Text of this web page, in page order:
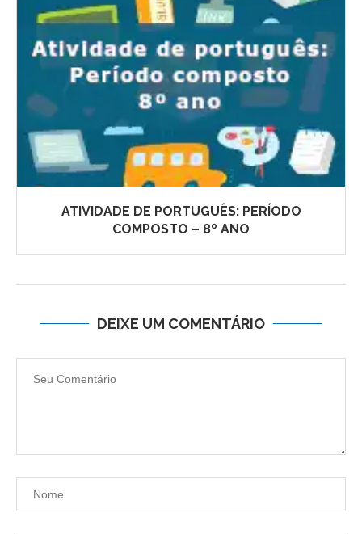
ATIVIDADE DE PORTUGUÊS: PERÍODO
COMPOSTO – 8º ANO
DEIXE UM COMENTÁRIO